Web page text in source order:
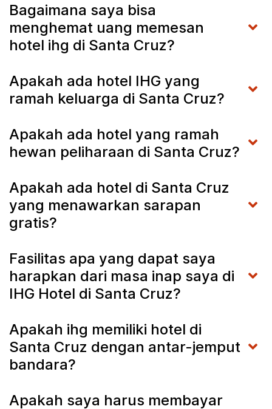
Bagaimana saya bisa
menghemat uang memesan
hotel ihg di Santa Cruz?
Apakah ada hotel IHG yang
ramah keluarga di Santa Cruz?
Apakah ada hotel yang ramah
hewan peliharaan di Santa Cruz?
Apakah ada hotel di Santa Cruz
yang menawarkan sarapan
gratis?
Fasilitas apa yang dapat saya
harapkan dari masa inap saya di
IHG Hotel di Santa Cruz?
Apakah ihg memiliki hotel di
Santa Cruz dengan antar-jemput
bandara?
Apakah saya harus membayar